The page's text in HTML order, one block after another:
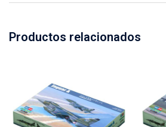
Productos relacionados